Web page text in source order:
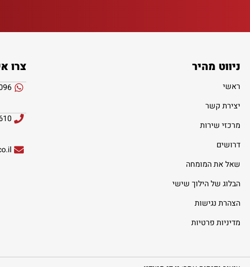
ניווט מהיר
ראשי
יצירת קשר
מרכזי שירות
דרושים
שאל את המומחה
הבלוג של הילוך שישי
הצהרת נגישות
מדיניות פרטיות
צרו